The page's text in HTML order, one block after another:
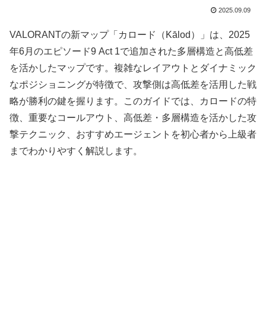
2025.09.09
VALORANTの新マップ「カロード（Kālod）」は、2025
年6月のエピソード9 Act 1で追加された多層構造と高低差
を活かしたマップです。複雑なレイアウトとダイナミック
なポジショニングが特徴で、攻撃側は高低差を活用した戦
略が勝利の鍵を握ります。このガイドでは、カロードの特
徴、重要なコールアウト、高低差・多層構造を活かした攻
撃テクニック、おすすめエージェントを初心者から上級者
までわかりやすく解説します。